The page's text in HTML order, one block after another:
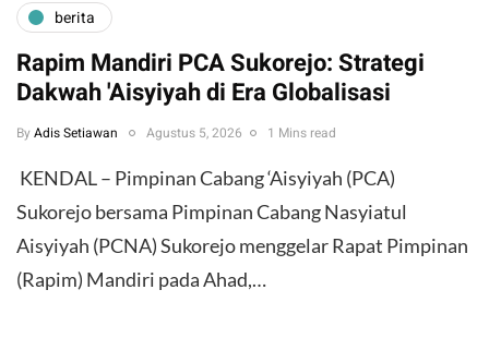
berita
Rapim Mandiri PCA Sukorejo: Strategi
Dakwah 'Aisyiyah di Era Globalisasi
By Adis Setiawan Agustus 5, 2026 1 Mins read
​ KENDAL – Pimpinan Cabang ‘Aisyiyah (PCA)
Sukorejo bersama Pimpinan Cabang Nasyiatul
Aisyiyah (PCNA) Sukorejo menggelar Rapat Pimpinan
(Rapim) Mandiri pada Ahad,…